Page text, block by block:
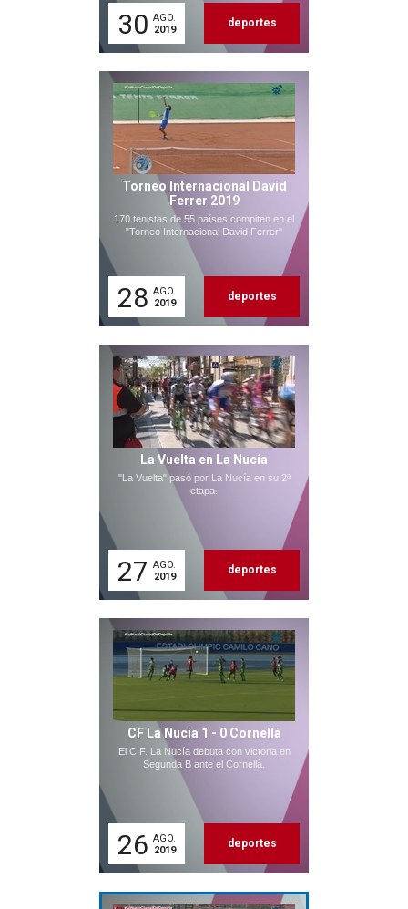
30 AGO.
2019
deportes
Torneo Internacional David
Ferrer 2019
170 tenistas de 55 países compiten en el
"Torneo Internacional David Ferrer"
28 AGO.
2019
deportes
La Vuelta en La Nucía
"La Vuelta" pasó por La Nucía en su 2ª
etapa.
27 AGO.
2019
deportes
CF La Nucia 1 - 0 Cornellà
El C.F. La Nucía debuta con victoria en
Segunda B ante el Cornellà.
26 AGO.
2019
deportes